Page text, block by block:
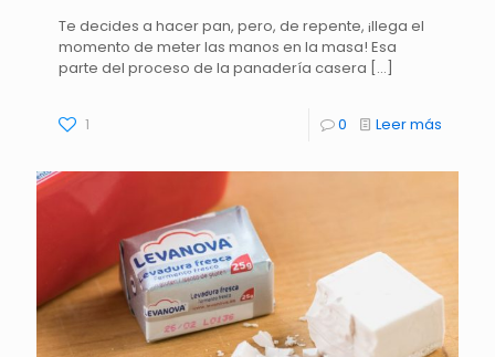
Te decides a hacer pan, pero, de repente, ¡llega el
momento de meter las manos en la masa! Esa
parte del proceso de la panadería casera […]
1 0 Leer más